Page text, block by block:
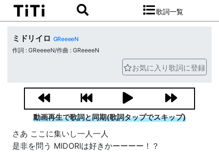
歌詞一覧
ミドリイロ GReeeeN
作詞 : GReeeeN/作曲 : GReeeeN
お気に入り歌詞に登録
動画再生で歌詞と同期(歌詞タップでスキップ)
さあ ここに集いし一人一人
是非を問う MIDORIは好きかーーーー！？